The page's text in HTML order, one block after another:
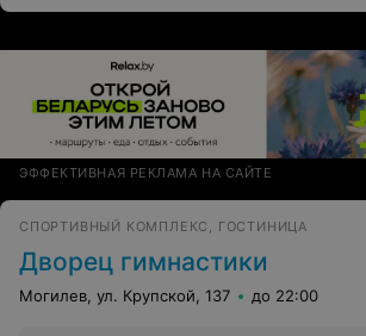
ЭФФЕКТИВНАЯ РЕКЛАМА НА САЙТЕ
СПОРТИВНЫЙ КОМПЛЕКС, ГОСТИНИЦА
Дворец гимнастики
Могилев, ул. Крупской, 137 до 22:00